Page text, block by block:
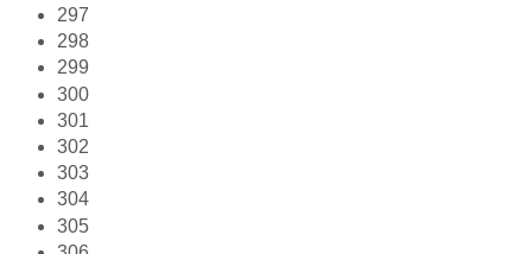
297
298
299
300
301
302
303
304
305